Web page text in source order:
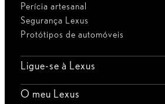
Perícia artesanal
Segurança Lexus
Protótipos de automóveis
Ligue-se à Lexus
O meu Lexus